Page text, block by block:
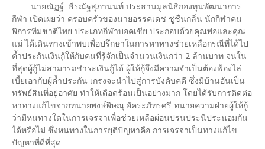
นายณัฏฐ์ ธีรณัฐสุภานนท์ ประธานมูลนิธิกองทุนพัฒนาการ
กีฬา เปิดเผยว่า ครอบครัวของนายอรรคเดช ชูชื่นกลิ่น นักกีฬาคน
พิการทีมชาติไทย ประเภทกีฬาบอคเชีย ประกอบด้วยคุณพ่อและคุณ
แม่ ได้เดินทางเข้าพบเพื่อปรึกษาในการหาทางช่วยเหลือกรณีที่ได้ไป
ค้ำประกันเงินกู้ให้กับคนที่รู้จักเป็นจำนวนเงินกว่า 2 ล้านบาท จนใน
ที่สุดผู้กู้ไม่สามารถชำระเงินกู้ได้ ผู้ให้กู้จึงมีความจำเป็นต้องฟ้องไล่
เบี้ยเอากับผู้ค้ำประกัน เกรงจะนำไปสู่การบังคับคดี ซึ่งมีบ้านอันเป็น
ทรัพย์สินที่อยู่อาศัย ทำให้เดือดร้อนเป็นอย่างมาก โดยได้รับการติดต่อ
หาทางแก้ไขจากทนายพงษ์พิษณุ อัคระภัทรศรี ทนายความฝ่ายผู้ให้กู้
ว่ามีหนทางใดในการเจรจาเพื่อช่วยเหลือผ่อนปรนประนีประนอมกัน
ได้หรือไม่ ซึ่งหนทางในการยุติปัญหาคือ การเจรจาเป็นทางแก้ไข
ปัญหาที่ดีที่สุด